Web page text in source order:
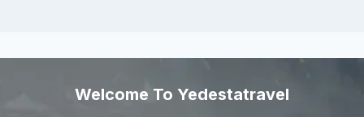
Welcome To Yedestatravel